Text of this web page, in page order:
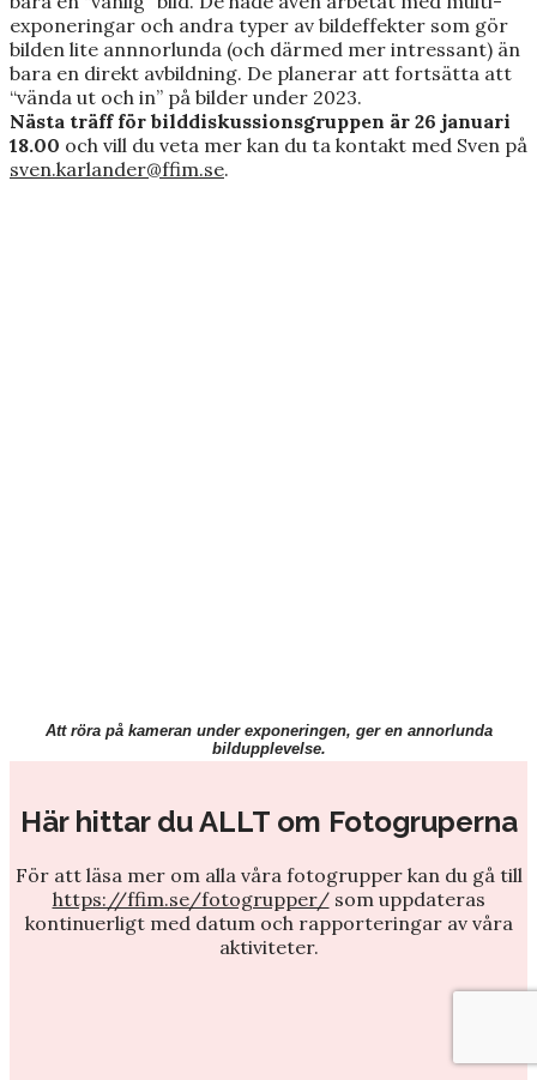
exponeringar och andra typer av bildeffekter som gör
bilden lite annnorlunda (och därmed mer intressant) än
bara en direkt avbildning. De planerar att fortsätta att
“vända ut och in” på bilder under 2023.
Nästa träff för bilddiskussionsgruppen är 26 januari
18.00 och vill du veta mer kan du ta kontakt med Sven på
sven.karlander@ffim.se.
Att röra på kameran under exponeringen, ger en annorlunda
bildupplevelse.
Här hittar du ALLT om Fotogruperna
För att läsa mer om alla våra fotogrupper kan du gå till
https://ffim.se/fotogrupper/som uppdateras
kontinuerligt med datum och rapporteringar av våra
aktiviteter.